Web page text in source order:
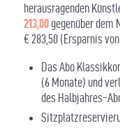
herausragenden
213,00 gegenüber dem
€ 283,50 (Ersparnis von
Das Abo
(6 Monate) und
des Halbjahres-